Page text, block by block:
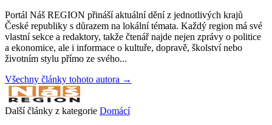
Portál Náš REGION přináší aktuální dění z jednotlivých krajů
České republiky s důrazem na lokální témata. Každý region má své
vlastní sekce a redaktory, takže čtenář najde nejen zprávy o politice
a ekonomice, ale i informace o kultuře, dopravě, školství nebo
životním stylu přímo ze svého...
Všechny články tohoto autora →
Další články z kategorie Domácí